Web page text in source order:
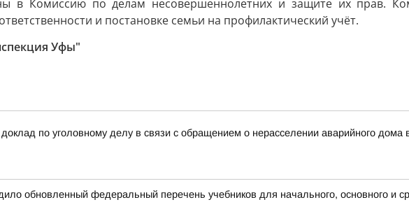
в Комиссию по делам несовершеннолетних и защите их прав.
и постановке семьи на профилактический учёт.
Уфы"
по уголовному делу в связи с обращением о нерасселении аварийного дома
обновленный федеральный перечень учебников для начального, основного и